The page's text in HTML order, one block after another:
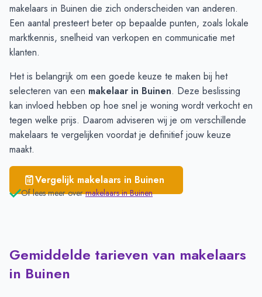
Exloo
€ 3.289
Valthe
€ 3.090
Buinen
€ 2.231
Drouwen
makelaars in Buinen die zich onderscheiden van anderen.
Een aantal presteert beter op bepaalde punten, zoals lokale
marktkennis, snelheid van verkopen en communicatie met
klanten.
Het is belangrijk om een goede keuze te maken bij het
selecteren van een makelaar in Buinen. Deze beslissing
kan invloed hebben op hoe snel je woning wordt verkocht en
tegen welke prijs. Daarom adviseren wij je om verschillende
makelaars te vergelijken voordat je definitief jouw keuze
maakt.
Vergelijk makelaars in Buinen
Of lees meer over makelaars inBuinen
Gemiddelde tarieven van makelaars
in Buinen